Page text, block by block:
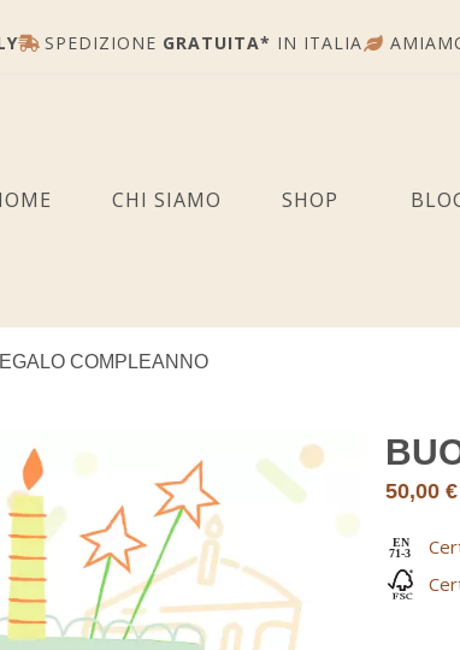
SPEDIZIONE GRATUITA* IN ITALIA
CHI SIAMO SHOP
COMPLEANNO
50,00 €
EN
71-3